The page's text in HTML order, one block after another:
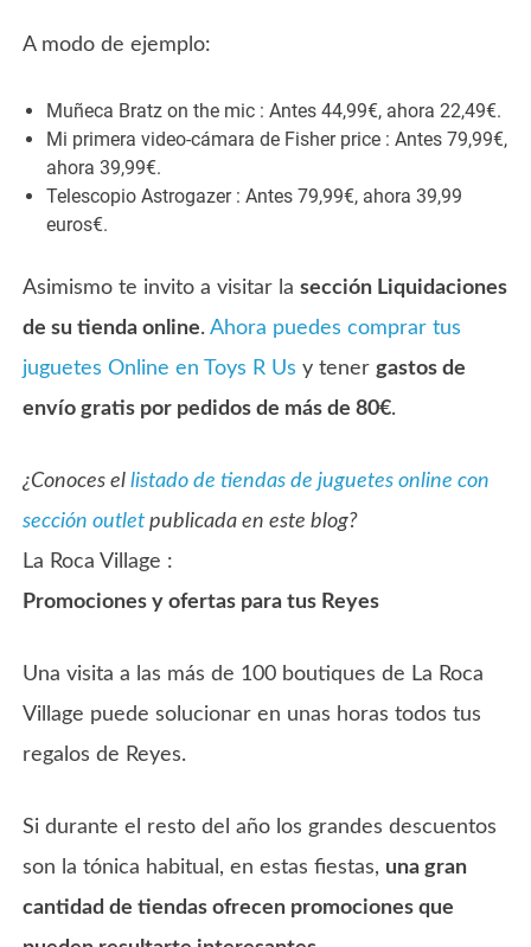
A modo de ejemplo:
Muñeca Bratz on the mic : Antes 44,99€, ahora 22,49€.
Mi primera video-cámara de Fisher price : Antes 79,99€,
ahora 39,99€.
Telescopio Astrogazer : Antes 79,99€, ahora 39,99
euros€.
Asimismo te invito a visitar lasección Liquidaciones
de su tienda online.Ahora puedes comprar tus
juguetes Online en Toys R Us y tenergastos de
envío gratis por pedidos de más de 80€.
¿Conoces ellistado de tiendas de juguetes online con
sección outlet publicada en este blog?
La Roca Village :
Promociones y ofertas para tus Reyes
Una visita a las más de 100 boutiques de La Roca
Village puede solucionar en unas horas todos tus
regalos de Reyes.
Si durante el resto del año los grandes descuentos
son la tónica habitual, en estas fiestas, una gran
cantidad de tiendas ofrecen promociones que